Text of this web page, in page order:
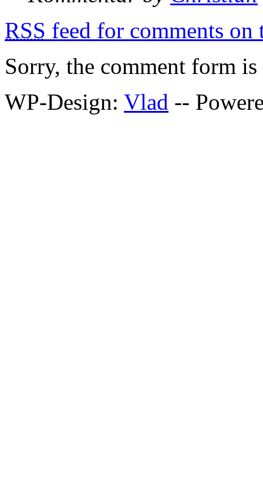
RSS feed for comments on
Sorry, the comment form
WP-Design: Vlad --